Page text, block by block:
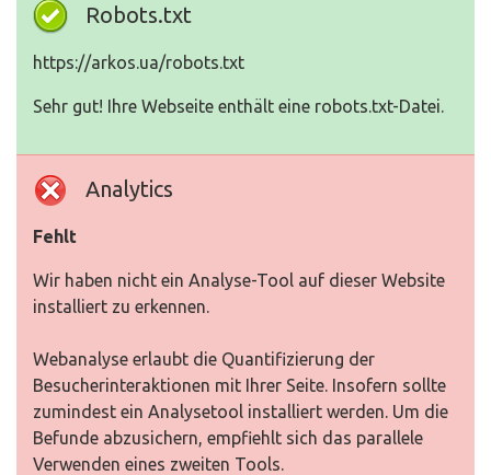
Robots.txt
https://arkos.ua/robots.txt
Sehr gut! Ihre Webseite enthält eine robots.txt-Datei.
Analytics
Fehlt
Wir haben nicht ein Analyse-Tool auf dieser Website
installiert zu erkennen.
Webanalyse erlaubt die Quantifizierung der
Besucherinteraktionen mit Ihrer Seite. Insofern sollte
zumindest ein Analysetool installiert werden. Um die
Befunde abzusichern, empfiehlt sich das parallele
Verwenden eines zweiten Tools.